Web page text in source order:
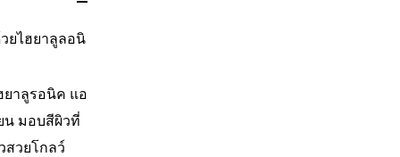
ยไฮยาลูลอนิ
ยาลูรอนิค แอ
น มอบสีผิวที่
สวยโกลว์